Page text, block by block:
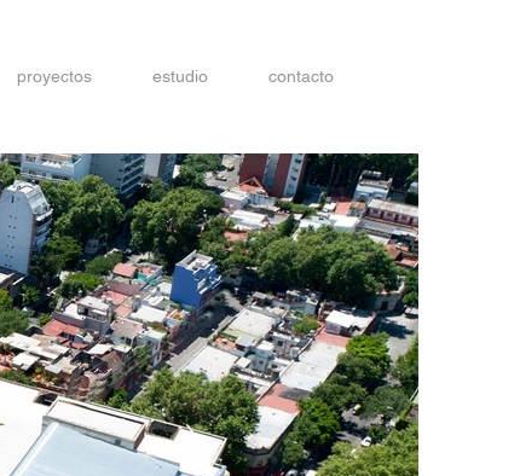
proyectos estudio contacto